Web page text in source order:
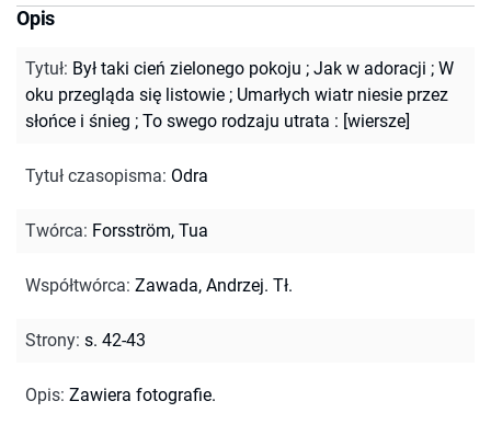
Opis
Tytuł: Był taki cień zielonego pokoju ; Jak w adoracji ; W
oku przegląda się listowie ; Umarłych wiatr niesie przez
słońce i śnieg ; To swego rodzaju utrata : [wiersze]
Tytuł czasopisma: Odra
Twórca: Forsström, Tua
Współtwórca: Zawada, Andrzej. Tł.
Strony: s. 42-43
Opis: Zawiera fotografie.